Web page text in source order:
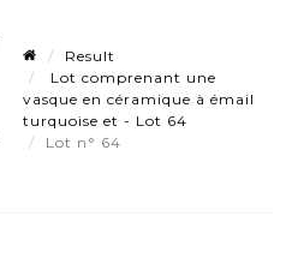
Result
Lot comprenant une
vasque en céramique à émail
turquoise et - Lot 64
Lot n° 64